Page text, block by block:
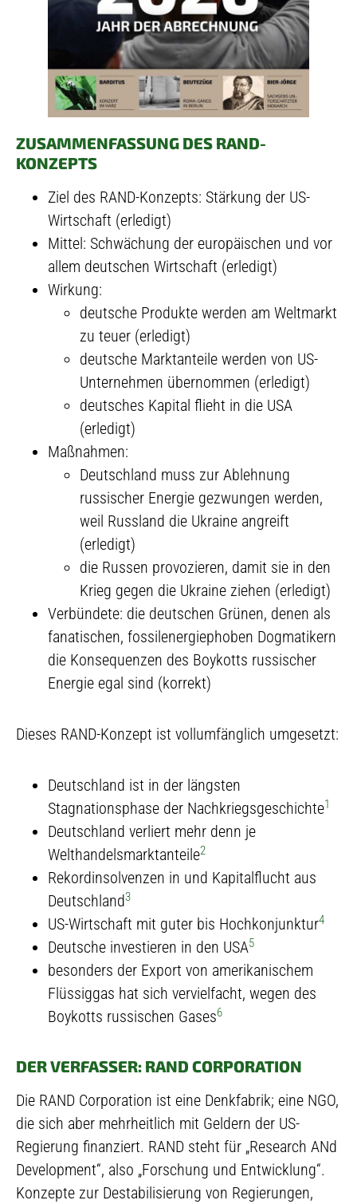
ZUSAMMENFASSUNG DES RAND-
KONZEPTS
Ziel des RAND-Konzepts: Stärkung der US-
Wirtschaft (erledigt)
Mittel: Schwächung der europäischen und vor
allem deutschen Wirtschaft (erledigt)
Wirkung:
deutsche Produkte werden am Weltmarkt
zu teuer (erledigt)
deutsche Marktanteile werden von US-
Unternehmen übernommen (erledigt)
deutsches Kapital flieht in die USA
(erledigt)
Maßnahmen:
Deutschland muss zur Ablehnung
russischer Energie gezwungen werden,
weil Russland die Ukraine angreift
(erledigt)
die Russen provozieren, damit sie in den
Krieg gegen die Ukraine ziehen (erledigt)
Verbündete: die deutschen Grünen, denen als
fanatischen, fossilenergiephoben Dogmatikern
die Konsequenzen des Boykotts russischer
Energie egal sind (korrekt)
Dieses RAND-Konzept ist vollumfänglich umgesetzt:
Deutschland ist in der längsten
Stagnationsphase der Nachkriegsgeschichte1
Deutschland verliert mehr denn je
Welthandelsmarktanteile2
Rekordinsolvenzen in und Kapitalflucht aus
Deutschland3
US-Wirtschaft mit guter bis Hochkonjunktur4
Deutsche investieren in den USA5
besonders der Export von amerikanischem
Flüssiggas hat sich vervielfacht, wegen des
Boykotts russischen Gases6
DER VERFASSER: RAND CORPORATION
Die RAND Corporation ist eine Denkfabrik; eine NGO,
die sich aber mehrheitlich mit Geldern der US-
Regierung finanziert. RAND steht für „Research ANd
Development“, also „Forschung und Entwicklung“.
Konzepte zur Destabilisierung von Regierungen,